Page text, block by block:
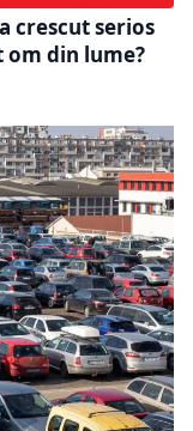
crescut serios
om din lume?